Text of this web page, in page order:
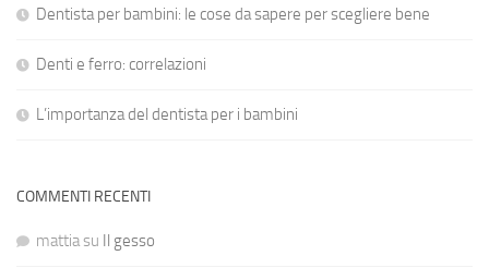
Dentista per bambini: le cose da sapere per scegliere bene
Denti e ferro: correlazioni
L’importanza del dentista per i bambini
COMMENTI RECENTI
mattiasu Il gesso